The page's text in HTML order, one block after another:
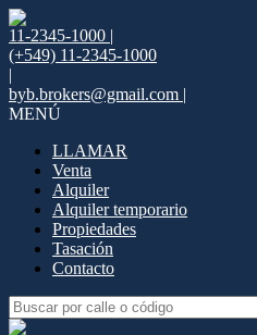
11-2345-1000 |
(+549) 11-2345-1000
|
byb.brokers@gmail.com |
MENÚ
LLAMAR
Venta
Alquiler
Alquiler temporario
Propiedades
Tasación
Contacto